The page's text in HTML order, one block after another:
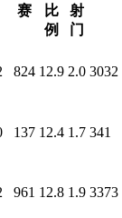
赛
比
例
射
门
824 12.9 2.0 3032
137 12.4 1.7 341
961 12.8 1.9 3373